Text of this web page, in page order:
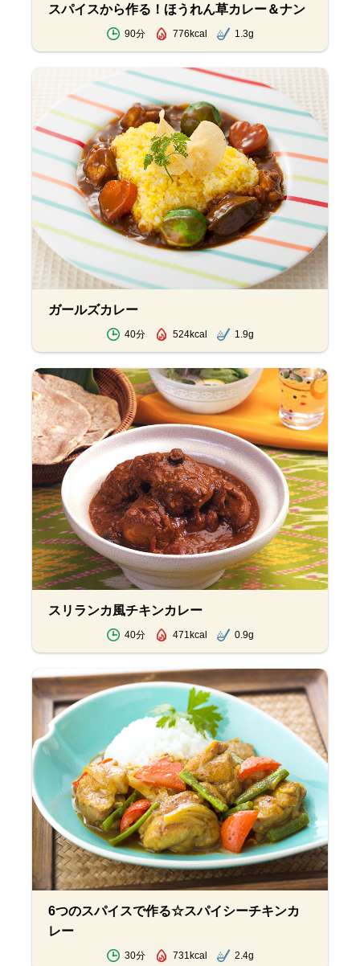
スパイスから作る！ほうれん草カレー＆ナン
90分 776kcal 1.3g
ガールズカレー
40分 524kcal 1.9g
スリランカ風チキンカレー
40分 471kcal 0.9g
6つのスパイスで作る☆スパイシーチキンカ
レー
30分 731kcal 2.4g